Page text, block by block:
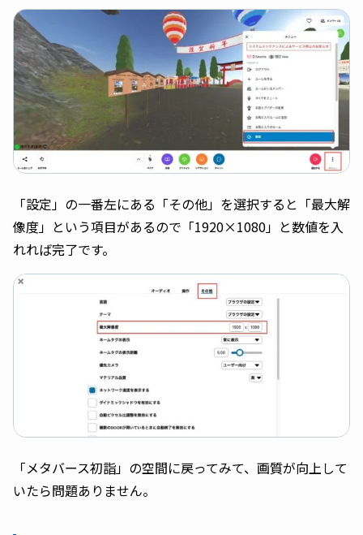
「設定」の一番左にある「その他」を選択すると「最大解
像度」という項目があるので「1920×1080」と数値を入
れれば完了です。
「メタバース初詣」の空間に戻ってみて、画質が向上して
いたら問題ありません。